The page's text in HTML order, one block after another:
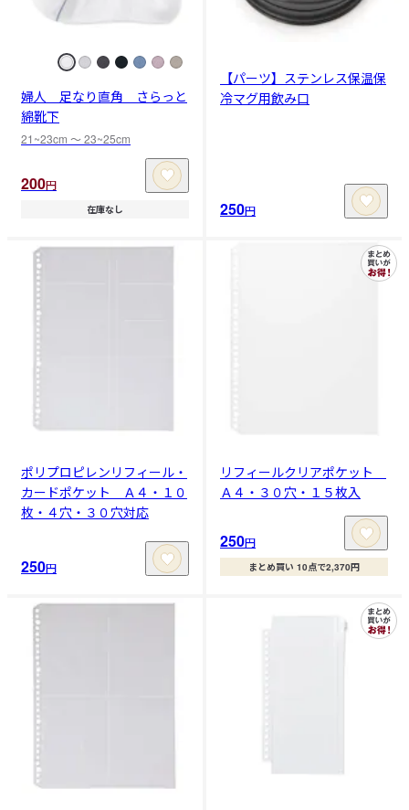
婦人 足なり直角 さらっと
綿靴下
21~23cm 〜 23~25cm
200円
在庫なし
【パーツ】ステンレス保温保
冷マグ用飲み口
250円
ポリプロピレンリフィール・
カードポケット Ａ４・１０
枚・４穴・３０穴対応
250円
リフィールクリアポケット
Ａ４・３０穴・１５枚入
250円
まとめ買い 10点で2,370円